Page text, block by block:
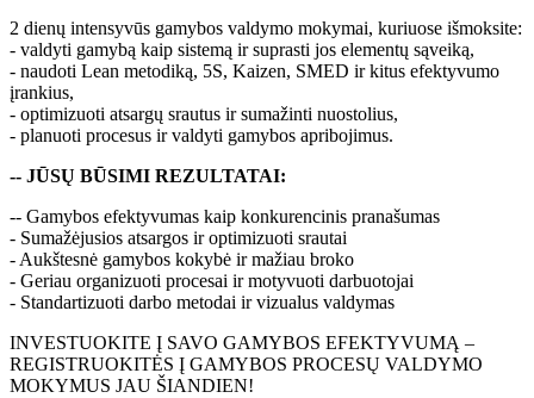
2 dienų intensyvūs gamybos valdymo mokymai, kuriuose išmoksite:
- valdyti gamybą kaip sistemą ir suprasti jos elementų sąveiką,
- naudoti Lean metodiką, 5S, Kaizen, SMED ir kitus efektyvumo
įrankius,
- optimizuoti atsargų srautus ir sumažinti nuostolius,
- planuoti procesus ir valdyti gamybos apribojimus.
-- JŪSŲ BŪSIMI REZULTATAI:
-- Gamybos efektyvumas kaip konkurencinis pranašumas
- Sumažėjusios atsargos ir optimizuoti srautai
- Aukštesnė gamybos kokybė ir mažiau broko
- Geriau organizuoti procesai ir motyvuoti darbuotojai
- Standartizuoti darbo metodai ir vizualus valdymas
INVESTUOKITE Į SAVO GAMYBOS EFEKTYVUMĄ –
REGISTRUOKITĖS Į GAMYBOS PROCESŲ VALDYMO
MOKYMUS JAU ŠIANDIEN!